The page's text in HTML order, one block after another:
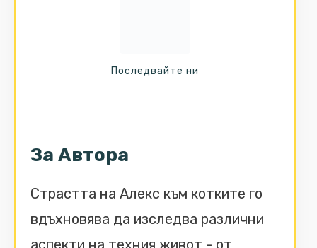
За Автора
Страстта на Алекс към котките го
вдъхновява да изследва различни
аспекти на техния живот - от
Последвайте ни